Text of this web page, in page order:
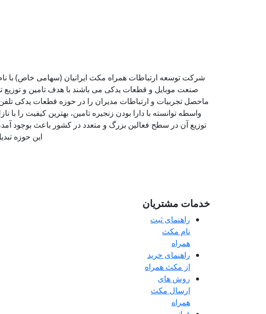
شرکت توسعه ارتباطات همراه مکث ایرانیان (سهامی خاص) با
ماحصل تجربیات و ارتباطات مدیران را در حوزه قطعات یدکی
واسطه توانسته با دارا بودن زنجیره تامین، بهترین کیفیت را
توزیع آن در سطح فعالین بزرگ و متعدد در کشور باعث بوجود
این حوزه
خدمات مشتریان
راهنمای ثبت
نام مکث
همراه
راهنمای خرید
از مکث همراه
روش های
ارسال مکث
همراه